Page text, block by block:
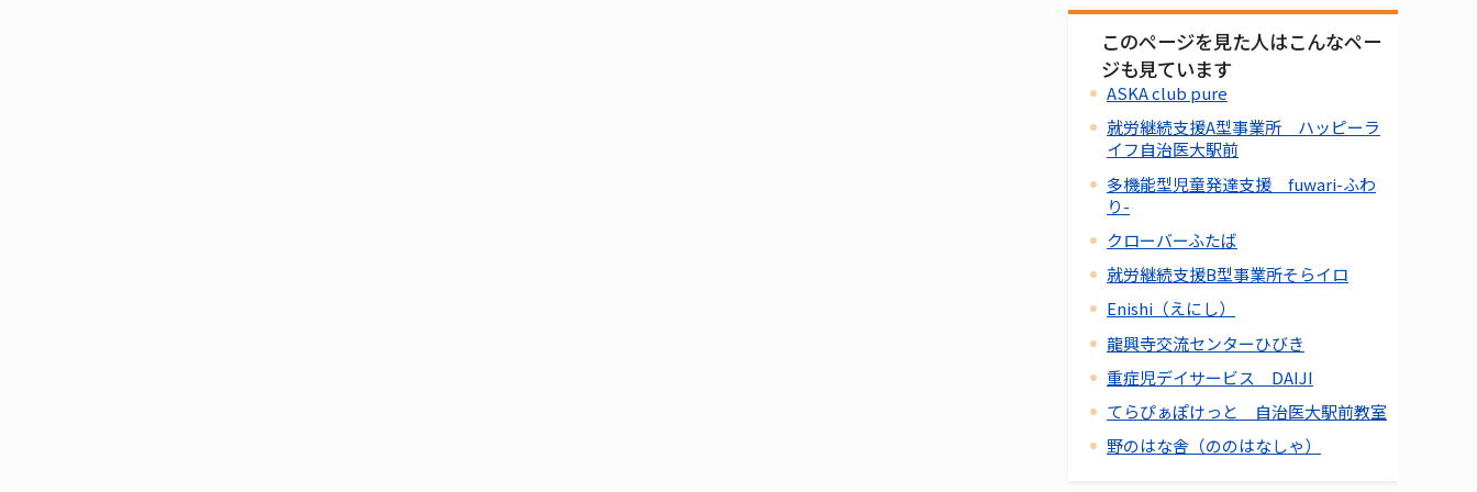
このページを見た人はこんなペー
ジも見ています
ASKA club pure
就労継続支援A型事業所 ハッピーラ
イフ自治医大駅前
多機能型児童発達支援 fuwari-ふわ
り-
クローバーふたば
就労継続支援B型事業所そらイロ
Enishi（えにし）
龍興寺交流センターひびき
重症児デイサービス DAIJI
てらぴぁぽけっと 自治医大駅前教室
野のはな舎（ののはなしゃ）